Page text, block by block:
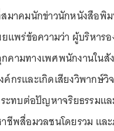
มาคมนักข่าวนักหนังสือพิ
ยแพร่ข้อความว่า ผู้บริหาร
คามทางเพศพนักงานในสั
กรและเกิดเสียงวิพากษ์
ระทบต่อปัญหาจริยธรรมแ
าชีพสื่อมวลชนโดยรวม แ